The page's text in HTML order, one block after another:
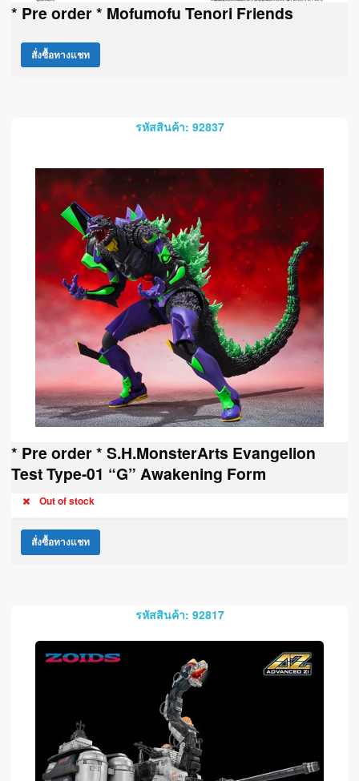
* Pre order * Mofumofu Tenori Friends
สั่งซื้อทางแชท
รหัสสินค้า: 92837
* Pre order * S.H.MonsterArts Evangelion
Test Type-01 “G” Awakening Form
Out of stock
สั่งซื้อทางแชท
รหัสสินค้า: 92817